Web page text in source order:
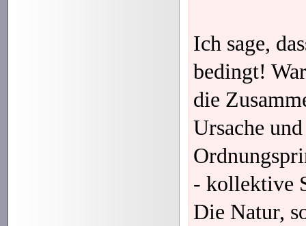
Ich sage,
bedingt!
die
Ursache
- kollektive
Die Natur,